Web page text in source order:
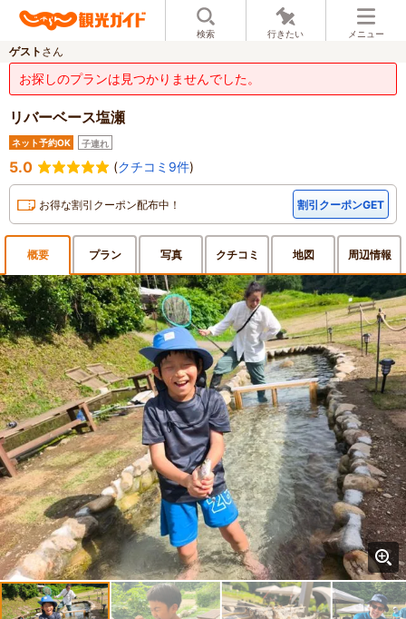
検索 行きたい メニュー
ゲスト さん
お探しのプランは見つかりませんでした。
リバーベース塩瀬
ネット予約OK 子連れ
5.0 (クチコミ9件)
お得な割引クーポン配布中！ 割引クーポンGET
概要 プラン 写真 クチコミ 地図 周辺情報